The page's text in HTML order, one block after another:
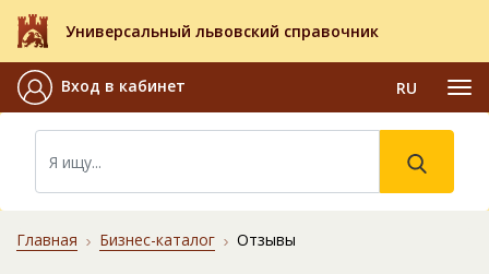
Универсальный львовский справочник
Вход в кабинет RU
Главная Бизнес-каталог Отзывы